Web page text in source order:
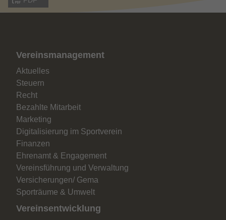
Vereinsmanagement
Aktuelles
Steuern
Recht
Bezahlte Mitarbeit
Marketing
Digitalisierung im Sportverein
Finanzen
Ehrenamt & Engagement
Vereinsführung und Verwaltung
Versicherungen/ Gema
Sporträume & Umwelt
Vereinsentwicklung